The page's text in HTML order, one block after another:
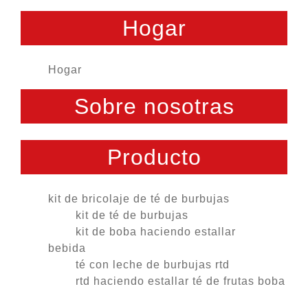
Hogar
Hogar
Sobre nosotras
Producto
kit de bricolaje de té de burbujas
kit de té de burbujas
kit de boba haciendo estallar
bebida
té con leche de burbujas rtd
rtd haciendo estallar té de frutas boba